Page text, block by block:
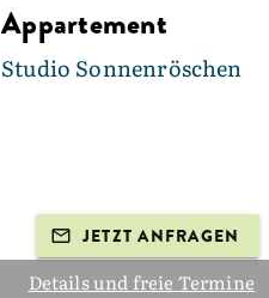
Appartement
Studio Sonnenröschen
JETZT ANFRAGEN
Details und freie Termine